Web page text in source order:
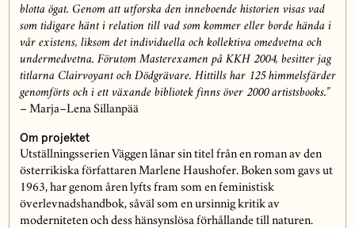
blotta ögat. Genom att utforska den inneboende historien visas vad
som tidigare hänt i relation till vad som kommer eller borde hända i
vår existens, liksom det individuella och kollektiva omedvetna och
undermedvetna. Förutom Masterexamen på KKH 2004, besitter jag
titlarna Clairvoyant och Dödgrävare. Hittills har 125 himmelsfärder
genomförts och i ett växande bibliotek finns över 2000 artistsbooks.”
– Marja–Lena Sillanpää
Om projektet
Utställningsserien Väggen lånar sin titel från en roman av den
österrikiska författaren Marlene Haushofer. Boken som gavs ut
1963, har genom åren lyfts fram som en feministisk
överlevnadshandbok, såväl som en ursinnig kritik av
moderniteten och dess hänsynslösa förhållande till naturen.